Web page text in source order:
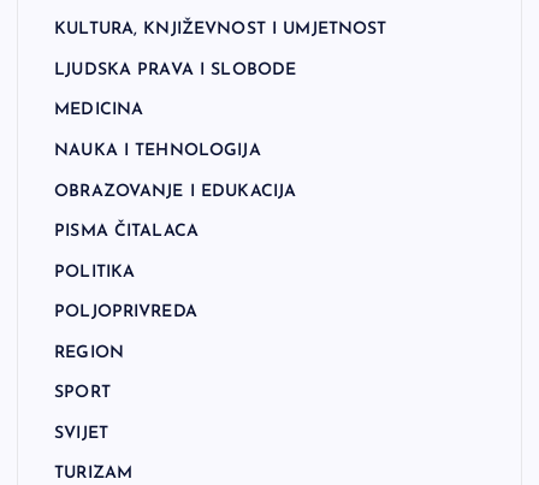
KULTURA, KNJIŽEVNOST I UMJETNOST
LJUDSKA PRAVA I SLOBODE
MEDICINA
NAUKA I TEHNOLOGIJA
OBRAZOVANJE I EDUKACIJA
PISMA ČITALACA
POLITIKA
POLJOPRIVREDA
REGION
SPORT
SVIJET
TURIZAM